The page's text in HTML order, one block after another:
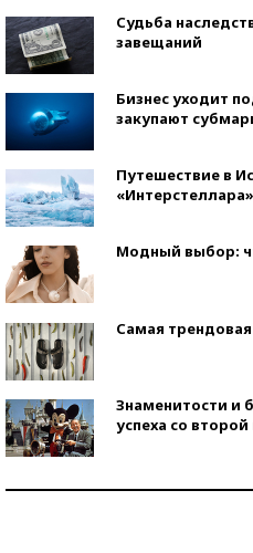
Судьба
завещаний
Бизнес уходит
закупают
Путешествие в
«Интерстеллара»
Модный выбор:
Самая трендовая
Знаменитости и
успеха со